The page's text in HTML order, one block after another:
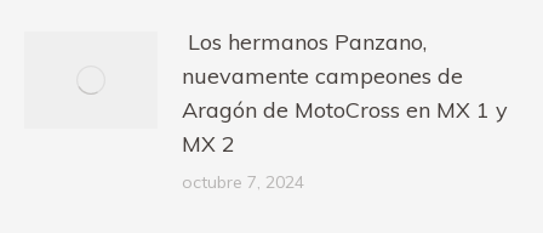
Los hermanos Panzano,
nuevamente campeones de
Aragón de MotoCross en MX 1 y
MX 2
octubre 7, 2024